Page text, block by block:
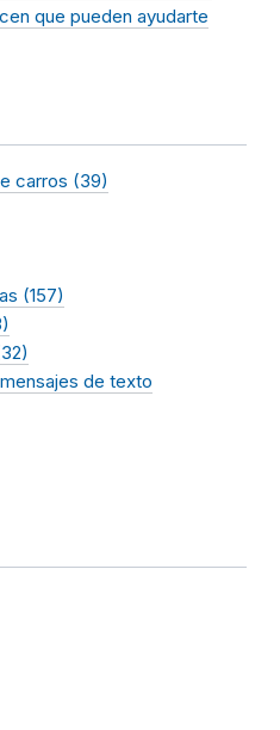
que pueden ayudarte
carros (39)
(157)
de texto